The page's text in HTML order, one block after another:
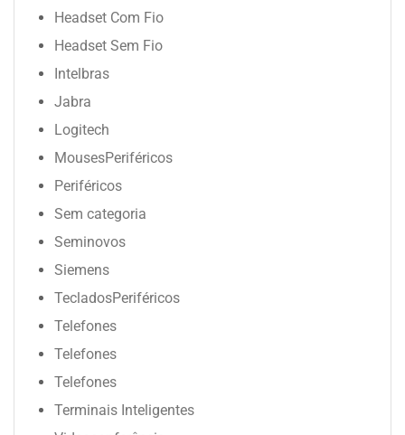
Headset Com Fio
Headset Sem Fio
Intelbras
Jabra
Logitech
MousesPeriféricos
Periféricos
Sem categoria
Seminovos
Siemens
TecladosPeriféricos
Telefones
Telefones
Telefones
Terminais Inteligentes